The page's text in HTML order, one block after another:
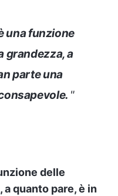
una funzione
grandezza, a
parte una
"
delle
quanto pare, è in